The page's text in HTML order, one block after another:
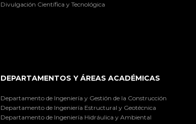
Divulgación Científica y Tecnológica
DEPARTAMENTOS Y ÁREAS ACADÉMICAS
Departamento de Ingeniería y Gestión de la Construcción
Departamento de Ingeniería Estructural y Geotécnica
Departamento de Ingeniería Hidráulica y Ambiental